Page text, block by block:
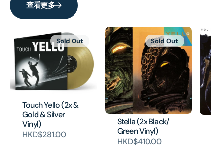
查看更多
Touch Yello (2x &
Gold & Silver
Vinyl)
HKD$281.00
Sold Out
Stella (2x Black/
Green Vinyl)
HKD$410.00
Sold Out